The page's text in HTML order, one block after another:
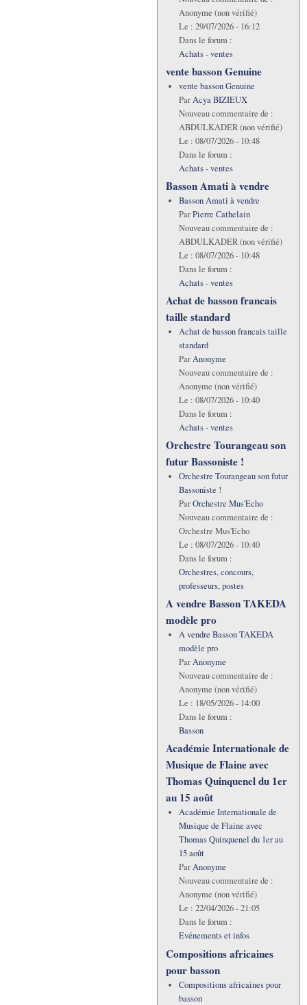
Anonyme (non vérifié)
Le : 29/07/2026 - 16:12
Dans le forum :
Achats - ventes
vente basson Genuine
vente basson Genuine
ParAcya BIZIEUX
Nouveau commentaire de :
ABDULKADER (non vérifié)
Le : 08/07/2026 - 10:48
Dans le forum :
Achats - ventes
Basson Amati à vendre
Basson Amati à vendre
ParPierre Cathelain
Nouveau commentaire de :
ABDULKADER (non vérifié)
Le : 08/07/2026 - 10:48
Dans le forum :
Achats - ventes
Achat de basson francais
taille standard
Achat de basson francais taille
standard
ParAnonyme
Nouveau commentaire de :
Anonyme (non vérifié)
Le : 08/07/2026 - 10:40
Dans le forum :
Achats - ventes
Orchestre Tourangeau son
futur Bassoniste !
Orchestre Tourangeau son futur
Bassoniste !
ParOrchestre Mus'Echo
Nouveau commentaire de :
Orchestre Mus'Echo
Le : 08/07/2026 - 10:40
Dans le forum :
Orchestres, concours,
professeurs, postes
A vendre Basson TAKEDA
modèle pro
A vendre Basson TAKEDA
modèle pro
ParAnonyme
Nouveau commentaire de :
Anonyme (non vérifié)
Le : 18/05/2026 - 14:00
Dans le forum :
Basson
Académie Internationale de
Musique de Flaine avec
Thomas Quinquenel du 1er
au 15 août
Académie Internationale de
Musique de Flaine avec
Thomas Quinquenel du 1er au
15 août
ParAnonyme
Nouveau commentaire de :
Anonyme (non vérifié)
Le : 22/04/2026 - 21:05
Dans le forum :
Evénements et infos
Compositions africaines
pour basson
Compositions africaines pour
basson